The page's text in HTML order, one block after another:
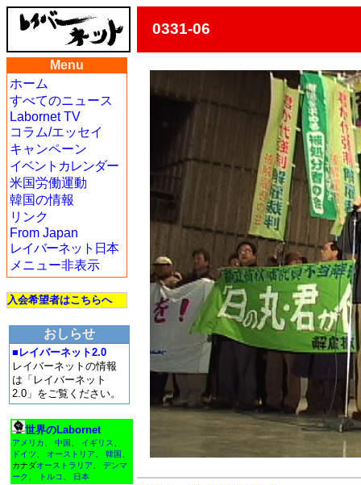
0331-06
Menu
ホーム
すべてのニュース
Labornet TV
コラム/エッセイ
キャンペーン
イベントカレンダー
米国労働運動
韓国の情報
リンク
From Japan
レイバーネット日本
メニュー非表示
入会希望者はこちらへ
おしらせ
■レイバーネット2.0
レイバーネットの情報
は「レイバーネット
2.0」をご覧ください。
世界のLabornet
アメリカ 中国 イギリス
ドイツ
オーストリア 韓国
カナダオーストラリア
デンマ
ーク
トルコ 日本